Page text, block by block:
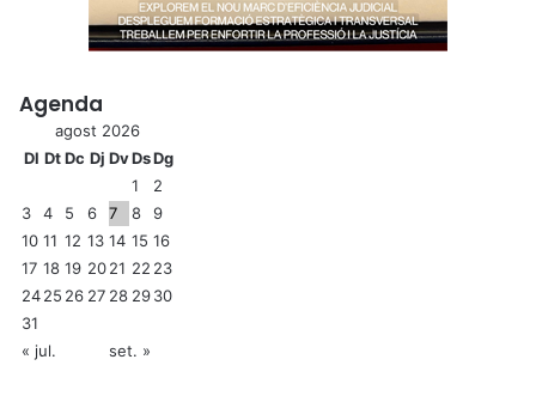
Agenda
agost 2026
Dl DtDc Dj DvDsDg
1
2
3
4 5 6 7 8
9
10 11 12 13 14 15 16
17 18 19 2021 22 23
2425 26 27 28 2930
31
« jul.
set. »